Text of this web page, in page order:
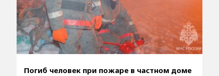
Погиб человек при пожаре в частном доме